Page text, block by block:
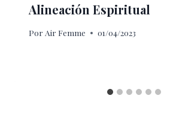
Alineación Espiritual
Por Air Femme 01/04/2023